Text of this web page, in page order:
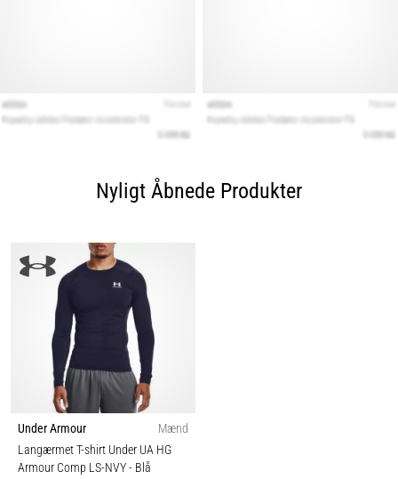
Nyligt Åbnede Produkter
Under Armour
Mænd
Langærmet T-shirt Under UA HG
Armour Comp LS-NVY- Blå